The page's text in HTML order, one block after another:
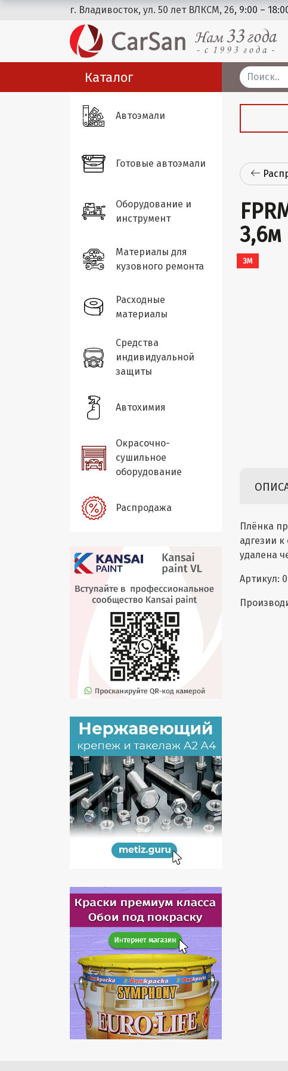
г. Владивосток, ул. 50 лет ВЛКСМ, 26, 9:00 –
Каталог
Автоэмали
Готовые автоэмали
Оборудование и
инструмент
Материалы для
кузовного ремонта
Расходные
материалы
Средства
индивидуальной
защиты
Автохимия
Окрасочно-
сушильное
оборудование
Распродажа
3,6м
ЗМ
Плёнка
адгезии
удалена
Артикул: